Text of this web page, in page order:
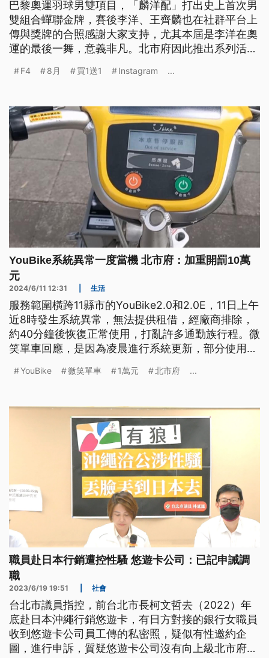
巴黎奧運羽球男雙項目，「麟洋配」打出史上首次男
雙組合蟬聯金牌，賽後李洋、王齊麟也在社群平台上
傳與獎牌的合照感謝大家支持，尤其本屆是李洋在奧
運的最後一舞，意義非凡。北市府因此推出系列活
場免費，和台北市立動物園「羚羊」合照，可以換限
F4 8月 買1送1 Instagram ...
YouBike系統異常一度當機 北市府：加重開罰10萬
元
2024/6/11 12:31 生活
服務範圍橫跨11縣市的YouBike2.0和2.0E，11日上午
近8時發生系統異常，無法提供租借，經廠商排除，
約40分鐘後恢復正常使用，打亂許多通勤族行程。微
笑單車回應，是因為凌晨進行系統更新，部分使用中
表示，在尖峰時段影響民眾通勤權益，將依合約加重
YouBike 微笑單車 1萬元 北市府 ...
職員赴日本行銷遭控性騷 悠遊卡公司：已記申誡調
職
2023/6/19 19:51 社會
台北市議員指控，前台北市長柯文哲去（2022）年
底赴日本沖繩行銷悠遊卡，有日方對接的銀行女職員
收到悠遊卡公司員工傳的私密照，疑似有性邀約企
圖，進行申訴，質疑悠遊卡公司沒有向上級北市府通